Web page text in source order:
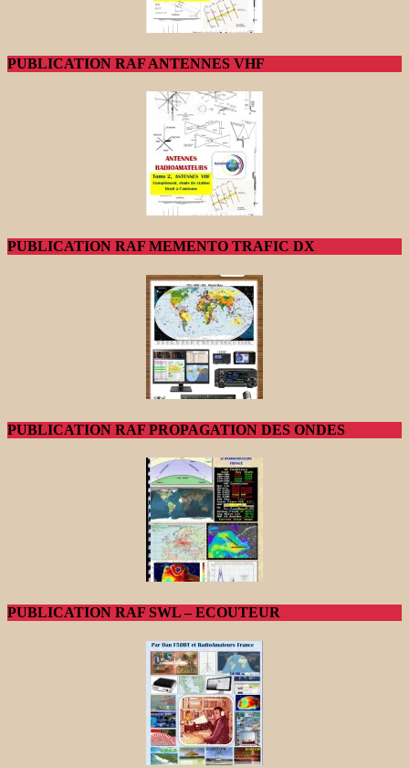
PUBLICATION RAF ANTENNES VHF
PUBLICATION RAF MEMENTO TRAFIC DX
PUBLICATION RAF PROPAGATION DES ONDES
PUBLICATION RAF SWL – ECOUTEUR